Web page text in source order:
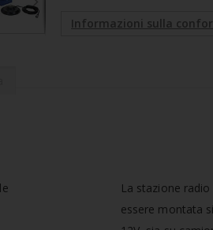
Informazioni sulla
La stazione
essere montata